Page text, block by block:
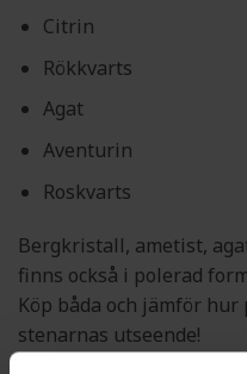
Citrin
Rökkvarts
Agat
Aventurin
Roskvarts
Bergkristall, ametist,
finns också i polerad
Köp båda och jämför
stenarnas utseende!